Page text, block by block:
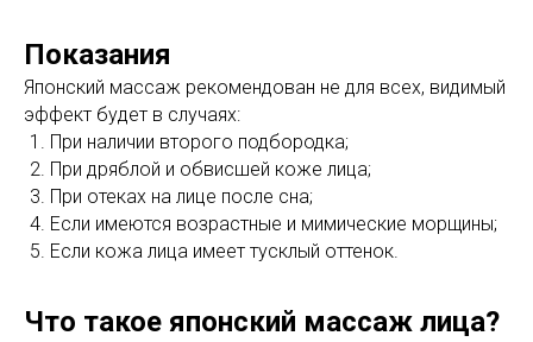
Показания
Японский массаж рекомендован не для всех, видимый
эффект будет в случаях:
При наличии второго подбородка;
При дряблой и обвисшей коже лица;
При отеках на лице после сна;
Если имеются возрастные и мимические морщины;
Если кожа лица имеет тусклый оттенок.
Что такое японский массаж лица?